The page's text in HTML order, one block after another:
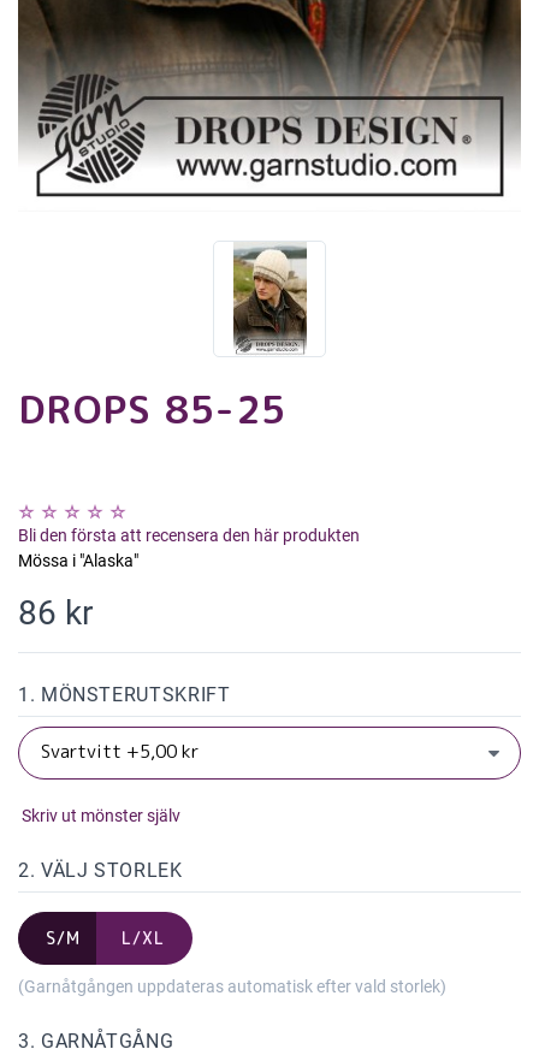
DROPS 85-25
Bli den första att recensera den här produkten
Mössa i "Alaska"
86 kr
1. MÖNSTERUTSKRIFT
Skriv ut mönster själv
2. VÄLJ STORLEK
S/M L/XL
(Garnåtgången uppdateras automatisk efter vald storlek)
3. GARNÅTGÅNG